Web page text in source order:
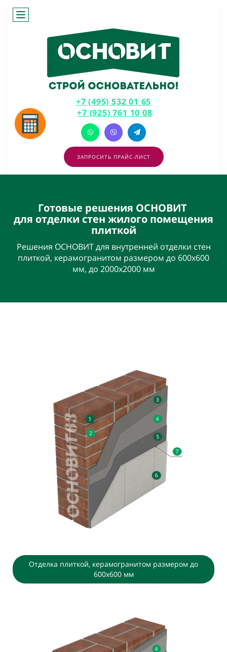
+7 (495) 532 01 65
+7 (925) 761 10 08
ЗАПРОСИТЬ ПРАЙС-ЛИСТ
Готовые решения ОСНОВИТ
для отделки стен жилого помещения
плиткой
Решения ОСНОВИТ для внутренней отделки стен
плиткой, керамогранитом размером до 600х600
мм, до 2000х2000 мм
Отделка плиткой, керамогранитом размером до
600х600 мм